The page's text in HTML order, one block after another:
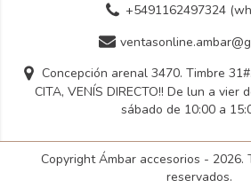
+5491162497324
Concepción arenal 3470. Timbre
CITA, VENÍS DIRECTO!! De lun a vier
sábado de 10:00 a
Copyright Ámbar accesorios - 2026.
reservados.